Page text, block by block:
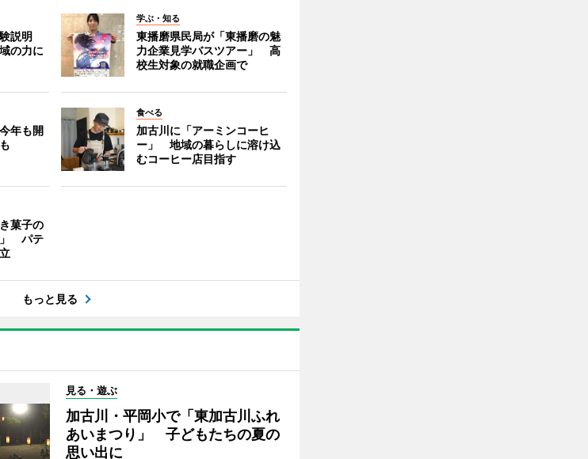
説明
の力に
学ぶ・知る
東播磨県民局が「東播磨の魅
力企業見学バスツアー」 高
校生対象の就職企画で
年も開
食べる
加古川に「アーミンコーヒ
ー」 地域の暮らしに溶け込
むコーヒー店目指す
菓子の
」 パテ
もっと見る
見る・遊ぶ
加古川・平岡小で「東加古川ふれ
あいまつり」 子どもたちの夏の
思い出に